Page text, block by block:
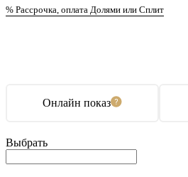
% Рассрочка, оплата Долями или Сплит
Онлайн показ
Выбрать